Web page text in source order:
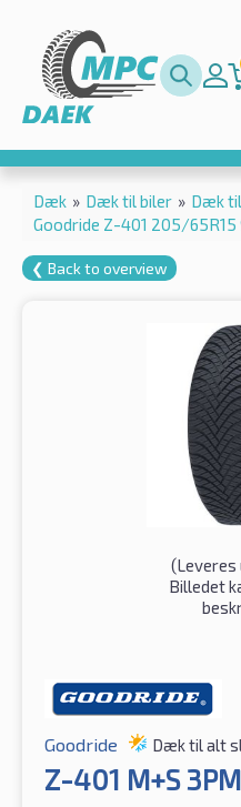
Dæk » Dæk til biler » Dæk
Goodride Z-401 205/65R15
❮ Back to overview
(
Billedet
Goodride Dæk til alt
Z-401 M+S